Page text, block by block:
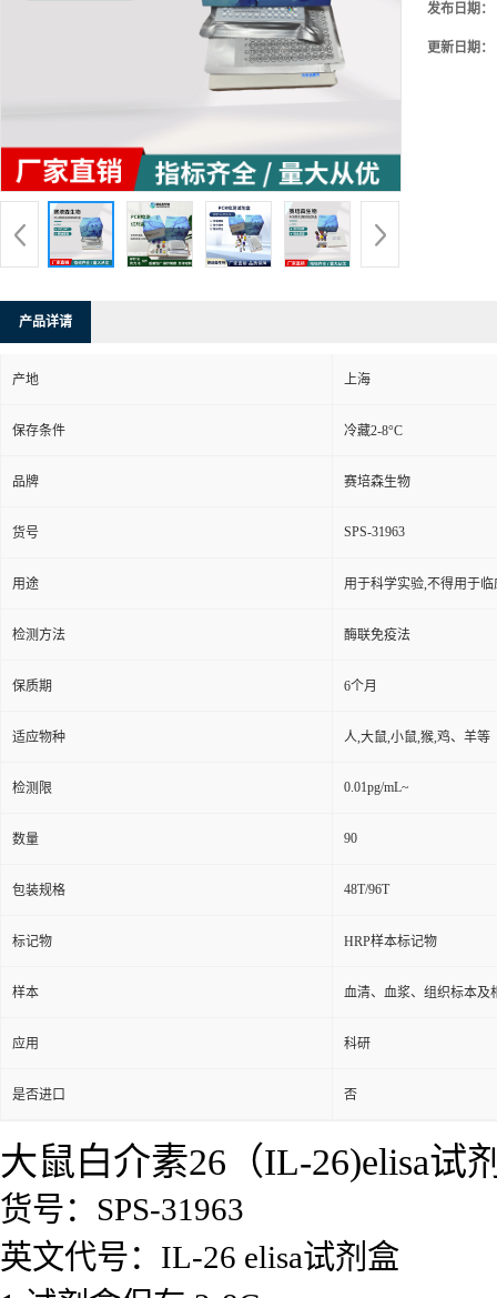
发布日期：
更新日期：
产品详请
产地 上海
保存条件 冷藏2-8°C
品牌 赛培森生物
货号 SPS-31963
用途 用于科学实验,不得用于临
检测方法 酶联免疫法
保质期 6个月
适应物种 人,大鼠,小鼠,猴,鸡、羊等
检测限 0.01pg/mL~
数量 90
包装规格 48T/96T
标记物 HRP样本标记物
样本 血清、血浆、组织标本及
应用 科研
是否进口 否
大鼠白介素26（IL-26)elisa试
货号：SPS-31963
英文代号：IL-26 elisa试剂盒